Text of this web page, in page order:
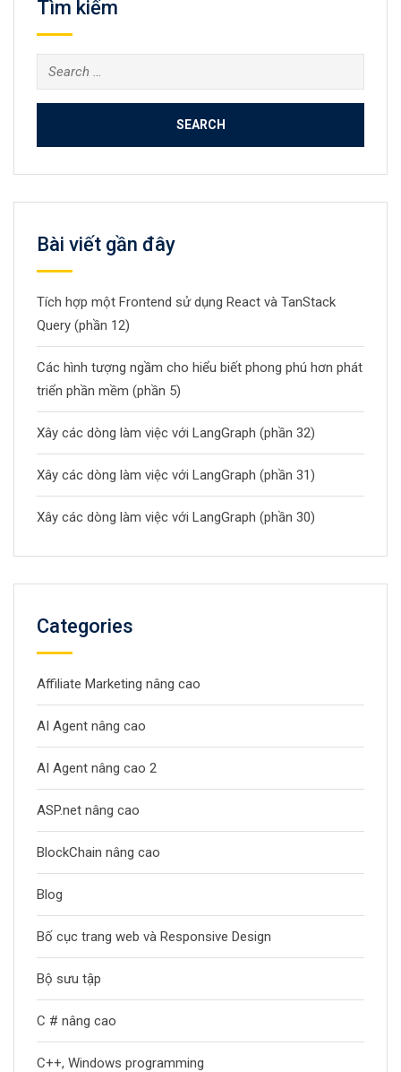
Tìm kiếm
Search
for:
Bài viết gần đây
Tích hợp một Frontend sử dụng React và TanStack
Query (phần 12)
Các hình tượng ngầm cho hiểu biết phong phú hơn phát
triển phần mềm (phần 5)
Xây các dòng làm việc với LangGraph (phần 32)
Xây các dòng làm việc với LangGraph (phần 31)
Xây các dòng làm việc với LangGraph (phần 30)
Categories
Affiliate Marketing nâng cao
AI Agent nâng cao
AI Agent nâng cao 2
ASP.net nâng cao
BlockChain nâng cao
Blog
Bố cục trang web và Responsive Design
Bộ sưu tập
C # nâng cao
C++, Windows programming